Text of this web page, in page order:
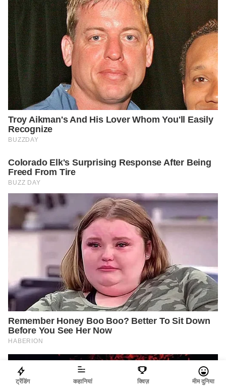
ट्रेंडिंग कहानियां क्विज़ मीम दुनिया